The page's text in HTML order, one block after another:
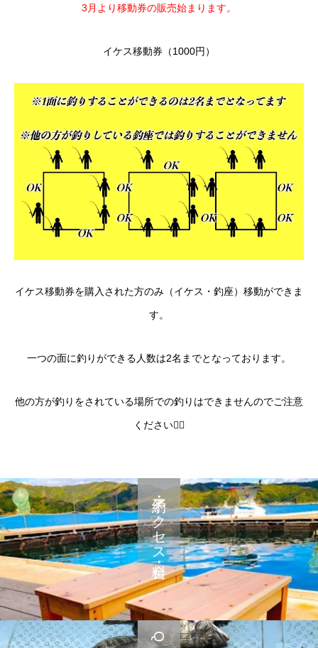
3月より移動券の販売始まります。
イケス移動券（1000円）
イケス移動券を購入された方のみ（イケス・釣座）移動ができま
す。
一つの面に釣りができる人数は2名までとなっております。
他の方が釣りをされている場所での釣りはできませんのでご注意
ください🙇‍♂️
予約・アクセス・料金